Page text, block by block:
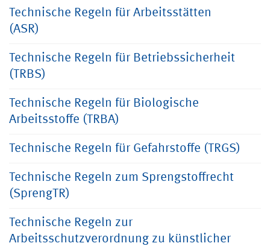
Technische Regeln für Arbeitsstätten
(ASR)
Technische Regeln für Betriebssicherheit
(TRBS)
Technische Regeln für Biologische
Arbeitsstoffe (TRBA)
Technische Regeln für Gefahrstoffe (TRGS)
Technische Regeln zum Sprengstoffrecht
(SprengTR)
Technische Regeln zur
Arbeitsschutzverordnung zu künstlicher